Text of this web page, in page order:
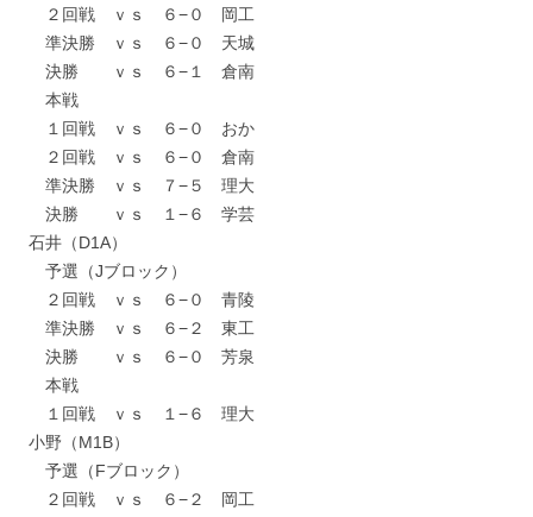
２回戦 ｖｓ ６−０ 岡工
準決勝 ｖｓ ６−０ 天城
決勝 ｖｓ ６−１ 倉南
本戦
１回戦 ｖｓ ６−０ おか
２回戦 ｖｓ ６−０ 倉南
準決勝 ｖｓ ７−５ 理大
決勝 ｖｓ １−６ 学芸
石井（D1A）
予選（Jブロック）
２回戦 ｖｓ ６−０ 青陵
準決勝 ｖｓ ６−２ 東工
決勝 ｖｓ ６−０ 芳泉
本戦
１回戦 ｖｓ １−６ 理大
小野（M1B）
予選（Fブロック）
２回戦 ｖｓ ６−２ 岡工